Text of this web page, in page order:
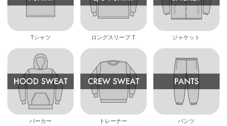
Tシャツ ロングスリーブ T ジャケット
パーカー トレーナー パンツ